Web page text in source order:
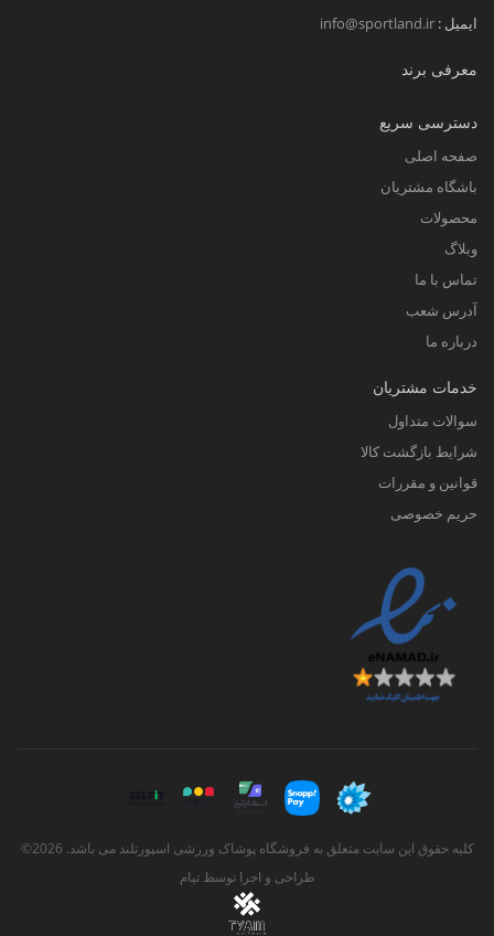
ایمیل : info@sportland.ir
معرفی برند
دسترسی سریع
صفحه اصلی
باشگاه مشتریان
محصولات
وبلاگ
تماس با ما
آدرس شعب
درباره ما
خدمات مشتریان
سوالات متداول
شرایط بازگشت کالا
قوانین و مقررات
حریم خصوصی
کلیه حقوق این سایت متعلق به فروشگاه پوشاک ورزشی اسپورتلند می باشد. 2026©
طراحی و اجرا توسطتیام